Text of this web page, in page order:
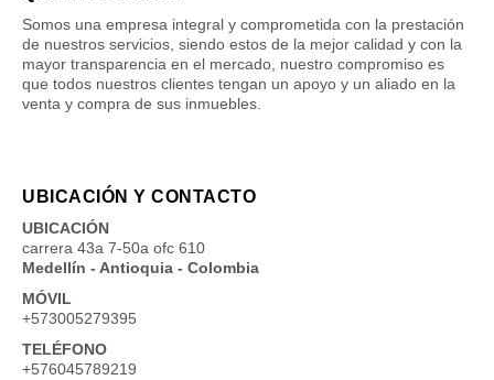
Somos una empresa integral y comprometida con la prestación
de nuestros servicios, siendo estos de la mejor calidad y con la
mayor transparencia en el mercado, nuestro compromiso es
que todos nuestros clientes tengan un apoyo y un aliado en la
venta y compra de sus inmuebles.
UBICACIÓN Y CONTACTO
UBICACIÓN
carrera 43a 7-50a ofc 610
Medellín - Antioquia - Colombia
MÓVIL
+573005279395
TELÉFONO
+576045789219